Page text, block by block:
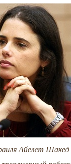
Айелет Шакед